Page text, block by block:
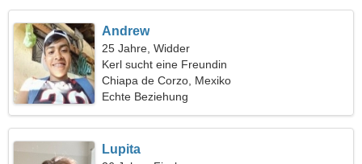
Andrew
25 Jahre, Widder
Kerl sucht eine Freundin
Chiapa de Corzo, Mexiko
Echte Beziehung
Lupita